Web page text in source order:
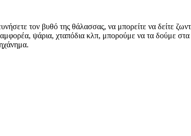
τον βυθό της θάλασσας, να μπορείτε να δείτε
αμφορέα, ψάρια, χταπόδια κλπ, μπορούμε να τα δούμε